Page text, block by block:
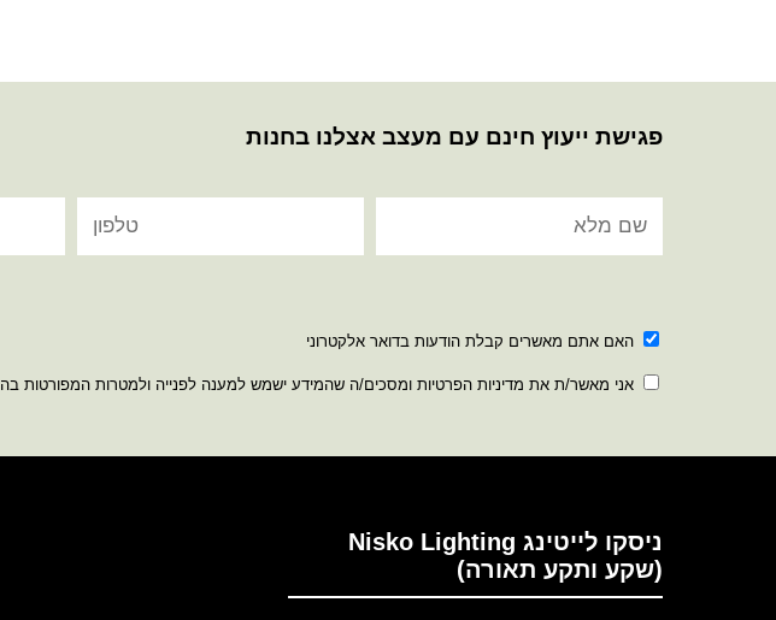
פגישת ייעוץ חינם עם מעצב אצלנו בחנות
האם אתם מאשרים קבלת הודעות בדואר אלקטרוני
אני מאשר/ת את מדיניות הפרטיות ומסכים/ה שהמידע ישמש למענה לפנייה ולמטרות המפורטות בה
ניסקו לייטינג Nisko Lighting
(שקע ותקע תאורה)